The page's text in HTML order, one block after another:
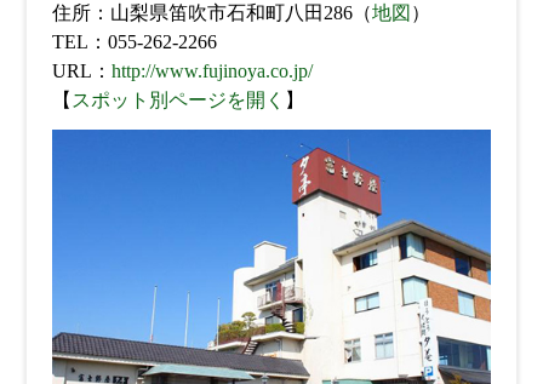
住所：山梨県笛吹市石和町八田286（地図 ）
TEL：055-262-2266
URL： http://www.fujinoya.co.jp/
【 スポット別ページを開く 】